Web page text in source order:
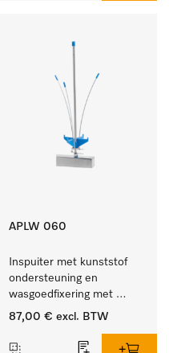
APLW 060
Inspuiter met kunststof
ondersteuning en
wasgoedfixering met
vergr., Ø 6, lengte
87,00 € excl. BTW